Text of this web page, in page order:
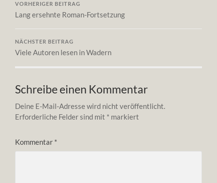
VORHERIGER BEITRAG
Lang ersehnte Roman-Fortsetzung
NÄCHSTER BEITRAG
Viele Autoren lesen in Wadern
Schreibe einen Kommentar
Deine E-Mail-Adresse wird nicht veröffentlicht.
Erforderliche Felder sind mit * markiert
Kommentar *